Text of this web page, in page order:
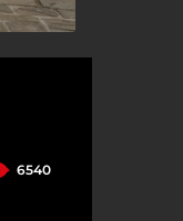
6540